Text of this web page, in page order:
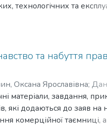
технологічних та
спеціалізованого
проєктування, який
розвитку відповідної
проєкт є засобом
типових завдань
технічного
та набуття
Оксана Ярославівна;
Юрійович;Кравець,
матеріали, завдання,
які додаються до заяв на
комерційної таємниці,
роботи.